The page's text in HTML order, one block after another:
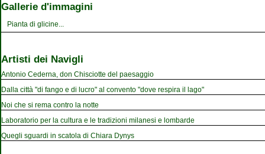
Gallerie d'immagini
Pianta di glicine...
Artisti dei Navigli
Antonio Cederna, don Chisciotte del paesaggio
Dalla città "di fango e di lucro" al convento "dove respira il lago"
Noi che si rema contro la notte
Laboratorio per la cultura e le tradizioni milanesi e lombarde
Quegli sguardi in scatola di Chiara Dynys